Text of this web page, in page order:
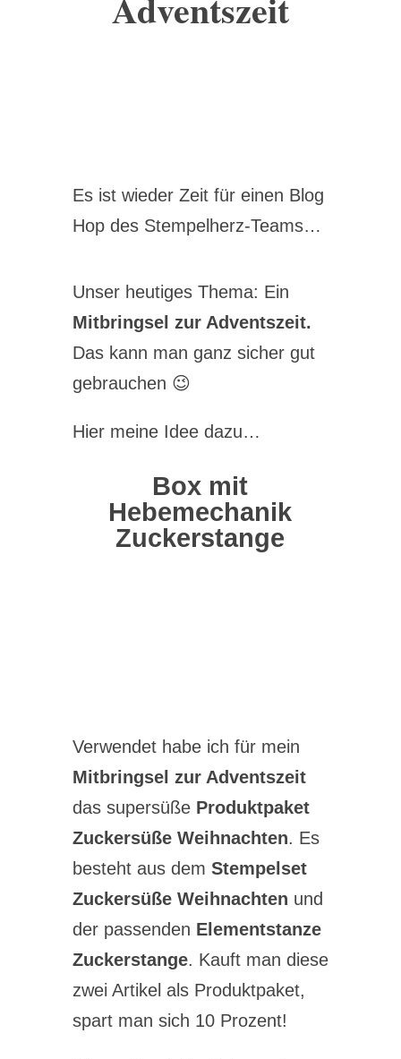
Es ist wieder Zeit für einen Blog
Hop des Stempelherz-Teams…
Unser heutiges Thema: Ein
Mitbringsel zur Adventszeit.
Das kann man ganz sicher gut
gebrauchen 😉
Hier meine Idee dazu…
Box mit
Hebemechanik
Zuckerstange
Verwendet habe ich für mein
Mitbringsel zur Adventszeit
das supersüße Produktpaket
Zuckersüße Weihnachten. Es
besteht aus dem Stempelset
Zuckersüße Weihnachten und
der passenden Elementstanze
Zuckerstange. Kauft man diese
zwei Artikel als Produktpaket,
spart man sich 10 Prozent!